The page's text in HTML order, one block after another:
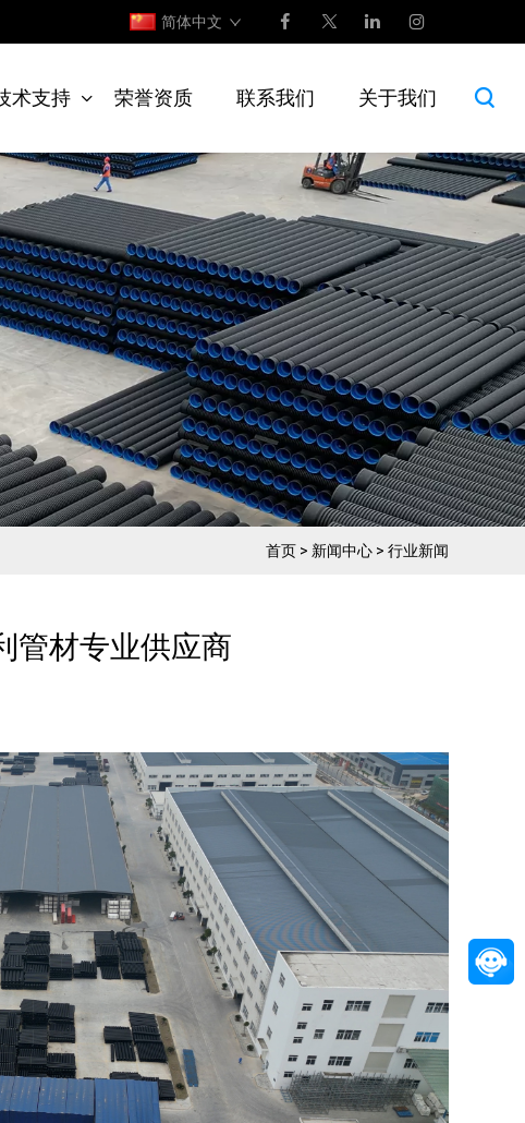
简体中文
术支持 荣誉资质 联系我们 关于我们
首页 > 新闻中心 > 行业新闻
管材专业供应商